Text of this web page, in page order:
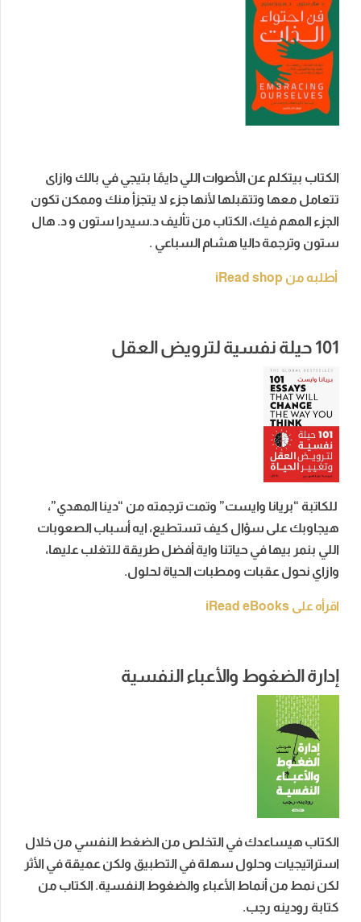
الكتاب بيتكلم عن الأصوات اللي دايمًا بتيجي في بالك وازاى
تتعامل معها وتتقبلها لأنها جزء لا يتجزأ منك وممكن تكون
الجزء المهم فيك، الكتاب من تأليف د.سيدرا ستون و د. هال
ستون وترجمة داليا هشام السباعي .
أطلبه من iRead shop
101 حيلة نفسية لترويض العقل
للكاتبة “بريانا وايست” وتمت ترجمته من “دينا المهدي”،
هيجاوبك على سؤال كيف تستطيع، ايه أسباب الصعوبات
اللي بنمر بيها في حياتنا واية أفضل طريقة للتغلب عليها،
وازاي نحول عقبات ومطبات الحياة لحلول.
اقرأه على iRead eBooks
إدارة الضغوط والأعباء النفسية
الكتاب هيساعدك في التخلص من الضغط النفسي من خلال
استراتيجيات وحلول سهلة في التطبيق ولكن عميقة في الأثر
لكن نمط من أنماط الأعباء والضغوط النفسية. الكتاب من
كتابة رودينه رجب.